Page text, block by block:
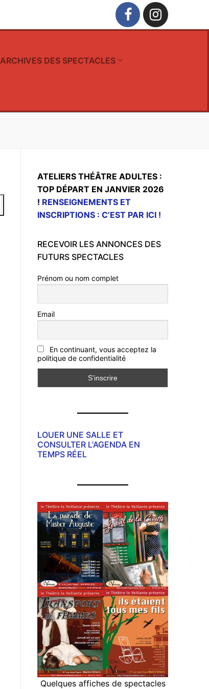
ARCHIVES DES SPECTACLES
ATELIERS THÉÂTRE ADULTES :
TOP DÉPART EN JANVIER 2026
! RENSEIGNEMENTS ET
INSCRIPTIONS : C’EST PAR ICI !
RECEVOIR LES ANNONCES DES
FUTURS SPECTACLES
Prénom ou nom complet
Email
En continuant, vous acceptez la
politique de confidentialité
LOUER UNE SALLE ET
CONSULTER L'AGENDA EN
TEMPS RÉEL
Quelques affiches de spectacles